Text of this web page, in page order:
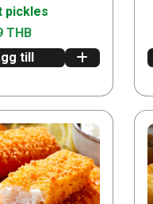
pickles
THB
till